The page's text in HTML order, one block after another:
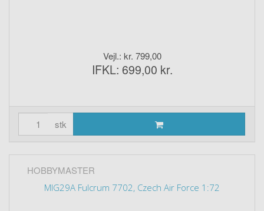
Vejl.: kr. 799,00
IFKL: 699,00 kr.
stk
HOBBYMASTER
MIG29A Fulcrum 7702, Czech Air Force 1:72